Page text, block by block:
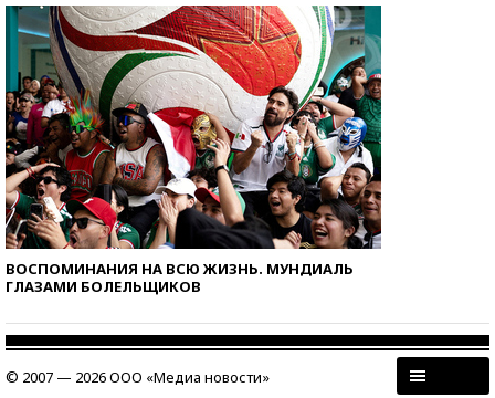
ВОСПОМИНАНИЯ НА ВСЮ ЖИЗНЬ. МУНДИАЛЬ
ГЛАЗАМИ БОЛЕЛЬЩИКОВ
© 2007 — 2026 ООО «Медиа новости»